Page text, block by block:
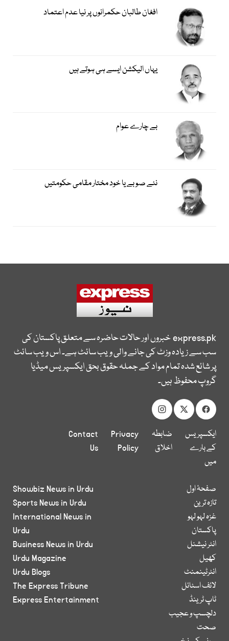
افغان طالبان حکمرانوں پر نیا عدم اعتماد
یہاں الیکشن ایسے ہی ہوتے ہیں
بے چارے عوام
نئے صوبے یا خود مختار مقامی حکومتیں
express.pkخبروں اور حالات حاضرہ سے متعلق پاکستان کی
سب سے زیادہ وزٹ کی جانے والی ویب سائٹ ہے۔ اس ویب سائٹ
پر شائع شدہ تمام مواد کے جملہ حقوق بحق ایکسپریس میڈیا
گروپ محفوظ ہیں۔
ایکسپریس
کے بارے
میں
ضابطہ
اخلاق
Privacy
Policy
Contact
Us
صفحۂ اول
تازہ ترین
غزہ لہو لہو
پاکستان
انٹر نیشنل
کھیل
انٹرٹینمنٹ
لائف اسٹائل
ٹاپ ٹرینڈ
دلچسپ و عجیب
صحت
Showbiz News in Urdu
Sports News in Urdu
International News in
Urdu
Business News in Urdu
Urdu Magazine
Urdu Blogs
The Express Tribune
Express Entertainment